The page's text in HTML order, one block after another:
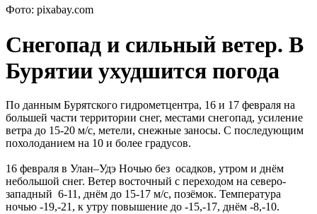
Фото: pixabay.com
Снегопад и сильный ветер. В
Бурятии ухудшится погода
По данным Бурятского гидрометцентра, 16 и 17 февраля на
большей части территории снег, местами снегопад, усиление
ветра до 15-20 м/с, метели, снежные заносы. С последующим
похолоданием на 10 и более градусов.
16 февраля в Улан–Удэ Ночью без осадков, утром и днём
небольшой снег. Ветер восточный с переходом на северо-
западный 6-11, днём до 15-17 м/с, позёмок. Температура
ночью -19,-21, к утру повышение до -15,-17, днём -8,-10.